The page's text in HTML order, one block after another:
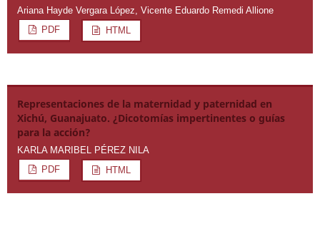
Ariana Hayde Vergara López, Vicente Eduardo Remedi Allione
PDF
HTML
Representaciones de la maternidad y paternidad en
Xichú, Guanajuato. ¿Dicotomías impertinentes o guías
para la acción?
KARLA MARIBEL PÉREZ NILA
PDF
HTML